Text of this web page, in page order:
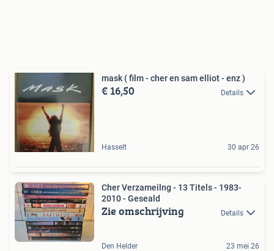
mask ( film - cher en sam elliot - enz )
€ 16,50 Details
Hasselt 30 apr 26
Cher Verzameilng - 13 Titels - 1983-
2010 - Geseald
Zie omschrijving Details
Den Helder 23 mei 26